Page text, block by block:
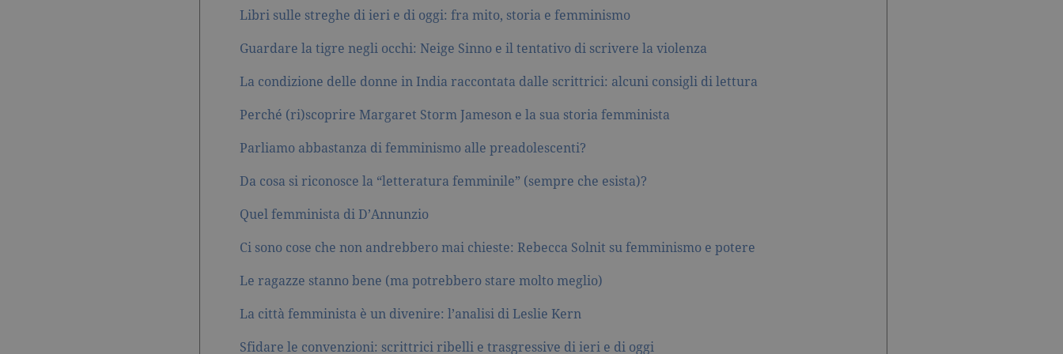
Libri sulle streghe di ieri e di oggi: fra mito, storia e femminismo
Guardare la tigre negli occhi: Neige Sinno e il tentativo di scrivere la violenza
La condizione delle donne in India raccontata dalle scrittrici: alcuni consigli di lettura
Perché (ri)scoprire Margaret Storm Jameson e la sua storia femminista
Parliamo abbastanza di femminismo alle preadolescenti?
Da cosa si riconosce la “letteratura femminile” (sempre che esista)?
Quel femminista di D’Annunzio
Ci sono cose che non andrebbero mai chieste: Rebecca Solnit su femminismo e potere
Le ragazze stanno bene (ma potrebbero stare molto meglio)
La città femminista è un divenire: l’analisi di Leslie Kern
Sfidare le convenzioni: scrittrici ribelli e trasgressive di ieri e di oggi
inserzionisti di terze parti.
inserzionisti di terze parti.
inserzionisti di terze parti.